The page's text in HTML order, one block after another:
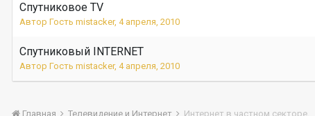
Спутниковое TV
Автор Гость mistacker, 4 апреля, 2010
Спутниковый INTERNET
Автор Гость mistacker, 4 апреля, 2010
Главная Телевидение и Интернет Интернет в частном секторе.